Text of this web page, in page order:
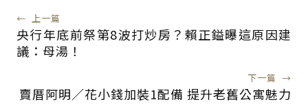
← 上一篇
央行年底前祭第8波打炒房？賴正鎰曝這原因建
議：母湯！
下一篇 →
賣厝阿明／花小錢加裝1配備 提升老舊公寓魅力